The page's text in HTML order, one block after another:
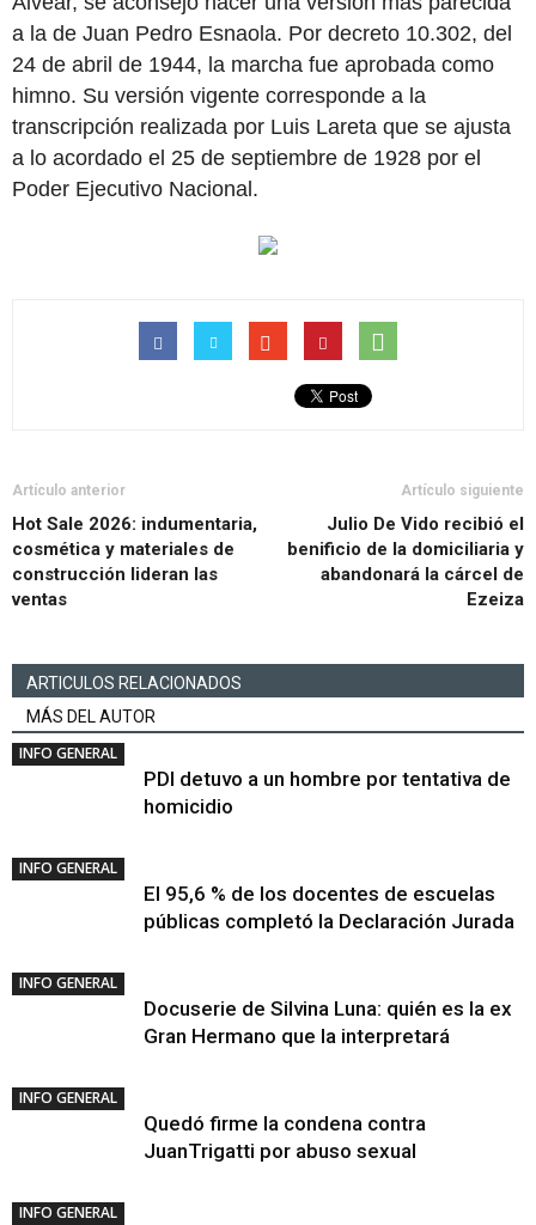
a la de Juan Pedro Esnaola. Por decreto 10.302, del
24 de abril de 1944, la marcha fue aprobada como
himno. Su versión vigente corresponde a la
transcripción realizada por Luis Lareta que se ajusta
a lo acordado el 25 de septiembre de 1928 por el
Poder Ejecutivo Nacional.
Artículo anterior
Hot Sale 2026: indumentaria,
cosmética y materiales de
construcción lideran las
ventas
Artículo siguiente
Julio De Vido recibió el
benificio de la domiciliaria y
abandonará la cárcel de
Ezeiza
ARTICULOS RELACIONADOS
MÁS DEL AUTOR
INFO GENERAL
PDI detuvo a un hombre por tentativa de
homicidio
INFO GENERAL
El 95,6 % de los docentes de escuelas
públicas completó la Declaración Jurada
INFO GENERAL
Docuserie de Silvina Luna: quién es la ex
Gran Hermano que la interpretará
INFO GENERAL
Quedó firme la condena contra
JuanTrigatti por abuso sexual
INFO GENERAL